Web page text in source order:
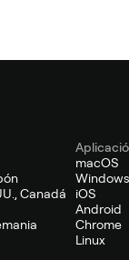
Canadá
macOS
Windows
iOS
Android
Chrome
Linux